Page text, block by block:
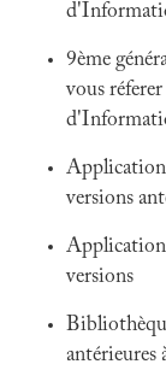
9ème
vous
versions
versions
antérieures